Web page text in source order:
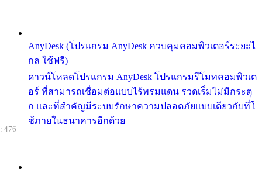
AnyDesk (โปรแกรม AnyDesk ควบคุมคอมพิวเตอร์ระยะไ
กล ใช้ฟรี)
ดาวน์โหลดโปรแกรม AnyDesk โปรแกรมรีโมทคอมพิวเต
อร์ ที่สามารถเชื่อมต่อแบบไร้พรมแดน รวดเร็มไม่มีกระตุ
ก และที่สำคัญมีระบบรักษาความปลอดภัยแบบเดียวกับที่ใ
ช้ภายในธนาคารอีกด้วย
476